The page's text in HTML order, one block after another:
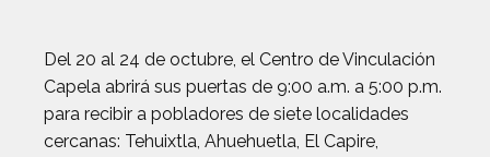
Del 20 al 24 de octubre, el Centro de Vinculación
Capela abrirá sus puertas de 9:00 a.m. a 5:00 p.m.
para recibir a pobladores de siete localidades
cercanas: Tehuixtla, Ahuehuetla, El Capire,